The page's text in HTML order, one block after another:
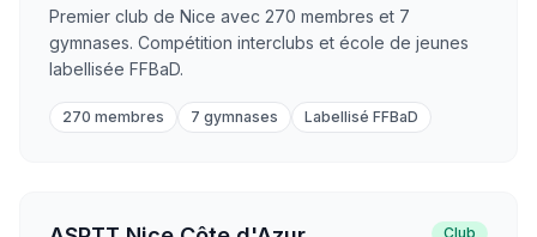
Premier club de Nice avec 270 membres et 7
gymnases. Compétition interclubs et école de jeunes
labellisée FFBaD.
270 membres 7 gymnases Labellisé FFBaD
Club